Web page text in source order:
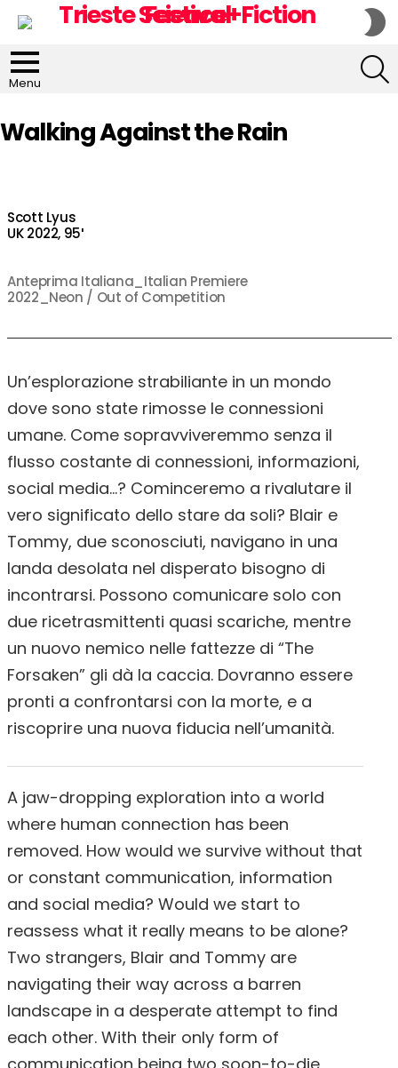
Menu
Walking Against the Rain
Scott Lyus
UK 2022, 95′
Anteprima Italiana_Italian Premiere
2022_Neon / Out of Competition
Un’esplorazione strabiliante in un mondo
dove sono state rimosse le connessioni
umane. Come sopravviveremmo senza il
flusso costante di connessioni, informazioni,
social media…? Cominceremo a rivalutare il
vero significato dello stare da soli? Blair e
Tommy, due sconosciuti, navigano in una
landa desolata nel disperato bisogno di
incontrarsi. Possono comunicare solo con
due ricetrasmittenti quasi scariche, mentre
un nuovo nemico nelle fattezze di “The
Forsaken” gli dà la caccia. Dovranno essere
pronti a confrontarsi con la morte, e a
riscoprire una nuova fiducia nell’umanità.
A jaw-dropping exploration into a world
where human connection has been
removed. How would we survive without that
or constant communication, information
and social media? Would we start to
reassess what it really means to be alone?
Two strangers, Blair and Tommy are
navigating their way across a barren
landscape in a desperate attempt to find
each other. With their only form of